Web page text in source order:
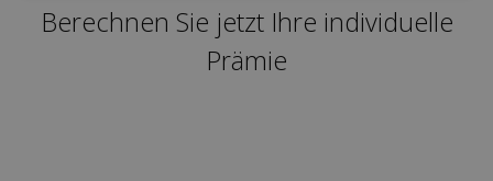
Berechnen Sie jetzt Ihre individuelle
Prämie